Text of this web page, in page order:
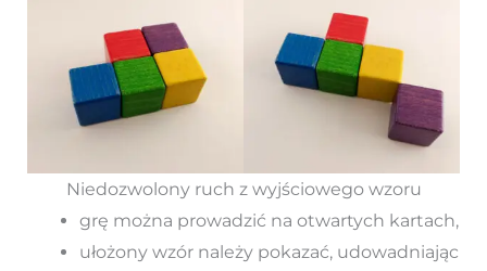
Niedozwolony ruch z wyjściowego wzoru
grę można prowadzić na otwartych kartach,
ułożony wzór należy pokazać, udowadniając